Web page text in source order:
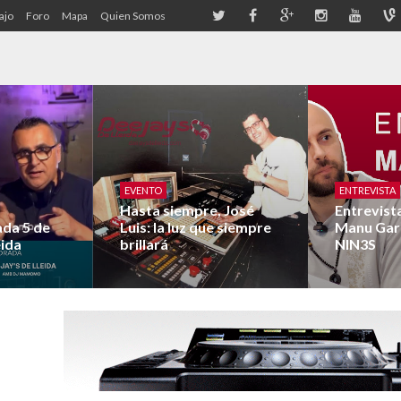
Foro Mapa Quien Somos
5 de
EVENTO
Hasta siempre, José
Luis: la luz que siempre
brillará
ENTREVISTA
Manu
NIN3S